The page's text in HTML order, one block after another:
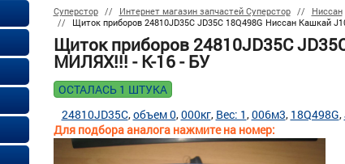
Суперстор Интернет магазин запчастей Суперстор Ниссан
Щиток приборов 24810JD35C JD35C 18Q498G Ниссан Кашкай
Щиток приборов 24810JD35C
МИЛЯХ!!! - К-16 - БУ
ОСТАЛАСЬ 1 ШТУКА
Для подбора аналога нажмите на номер:
24810JD35C объем 0 000кг Вес: 1 006м3 18Q498G